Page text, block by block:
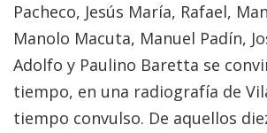
Pacheco, Jesús María, Rafael,
Manolo Macuta, Manuel Padín,
Adolfo y Paulino Baretta se
tiempo, en una radiografía de
tiempo convulso. De aquellos